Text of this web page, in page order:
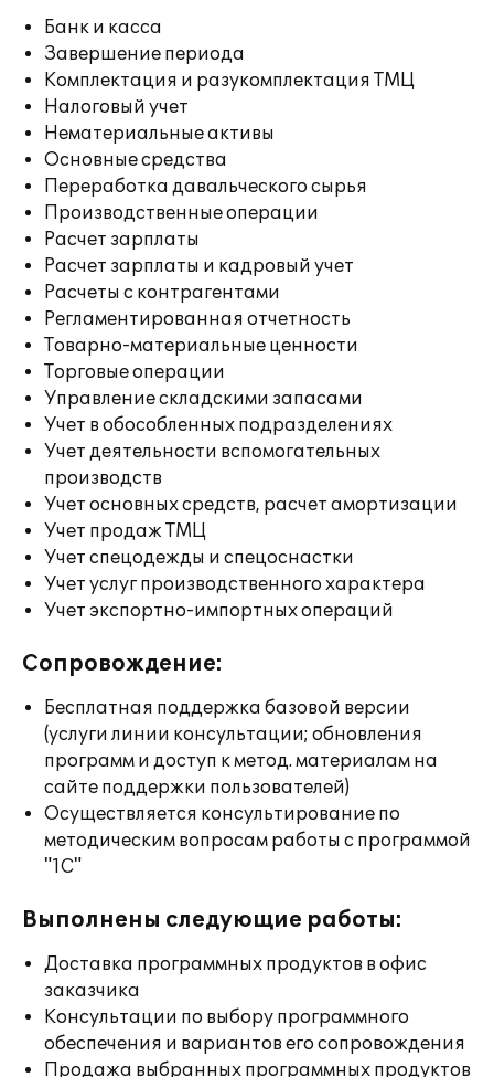
Банк и касса
Завершение периода
Комплектация и разукомплектация ТМЦ
Налоговый учет
Нематериальные активы
Основные средства
Переработка давальческого сырья
Производственные операции
Расчет зарплаты
Расчет зарплаты и кадровый учет
Расчеты с контрагентами
Регламентированная отчетность
Товарно-материальные ценности
Торговые операции
Управление складскими запасами
Учет в обособленных подразделениях
Учет деятельности вспомогательных
производств
Учет основных средств, расчет амортизации
Учет продаж ТМЦ
Учет спецодежды и спецоснастки
Учет услуг производственного характера
Учет экспортно-импортных операций
Сопровождение:
Бесплатная поддержка базовой версии
(услуги линии консультации; обновления
программ и доступ к метод. материалам на
сайте поддержки пользователей)
Осуществляется консультирование по
методическим вопросам работы с программой
"1С"
Выполнены следующие работы:
Доставка программных продуктов в офис
заказчика
Консультации по выбору программного
обеспечения и вариантов его сопровождения
Продажа выбранных программных продуктов